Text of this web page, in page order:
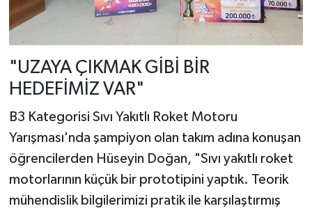
"UZAYA ÇIKMAK GİBİ BİR
HEDEFİMİZ VAR"
B3 Kategorisi Sıvı Yakıtlı Roket Motoru
Yarışması'nda şampiyon olan takım adına konuşan
öğrencilerden Hüseyin Doğan, "Sıvı yakıtlı roket
motorlarının küçük bir prototipini yaptık. Teorik
mühendislik bilgilerimizi pratik ile karşılaştırmış